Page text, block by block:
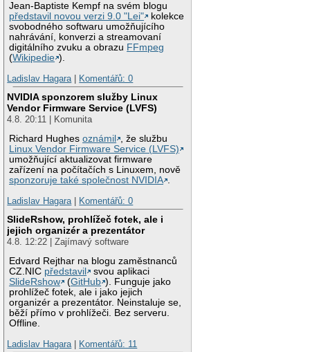
Jean-Baptiste Kempf na svém blogu
představil novou verzi 9.0 "Lei"
kolekce
svobodného softwaru umožňujícího
nahrávání, konverzi a streamovaní
digitálního zvuku a obrazu FFmpeg
(Wikipedie ).
Ladislav Hagara| Komentářů: 0
NVIDIA sponzorem služby Linux
Vendor Firmware Service (LVFS)
4.8. 20:11 | Komunita
Richard Hughesoznámil
, že službu
Linux Vendor Firmware Service (LVFS)
umožňující aktualizovat firmware
zařízení na počítačích s Linuxem, nově
sponzoruje také společnost NVIDIA .
Ladislav Hagara| Komentářů: 0
SlideRshow, prohlížeč fotek, ale i
jejich organizér a prezentátor
4.8. 12:22 | Zajímavý software
Edvard Rejthar na blogu zaměstnanců
CZ.NIC představil
svou aplikaci
SlideRshow
(GitHub ). Funguje jako
prohlížeč fotek, ale i jako jejich
organizér a prezentátor. Neinstaluje se,
běží přímo v prohlížeči. Bez serveru.
Offline.
Ladislav Hagara| Komentářů: 11